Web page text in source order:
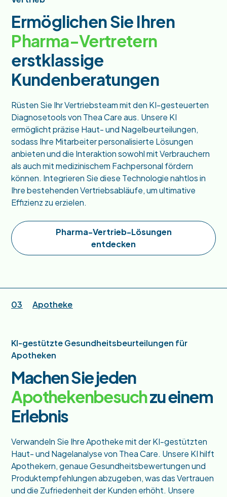
Ermöglichen Sie Ihren
Pharma-Vertretern
erstklassige
Kundenberatungen
Rüsten Sie Ihr Vertriebsteam mit den KI-gesteuerten
Diagnosetools von Thea Care aus. Unsere KI
ermöglicht präzise Haut- und Nagelbeurteilungen,
sodass Ihre Mitarbeiter personalisierte Lösungen
anbieten und die Interaktion sowohl mit Verbrauchern
als auch mit medizinischem Fachpersonal fördern
können. Integrieren Sie diese Technologie nahtlos in
Ihre bestehenden Vertriebsabläufe, um ultimative
Effizienz zu erzielen.
Pharma-Vertrieb-Lösungen
entdecken
03 Apotheke
KI-gestützte Gesundheitsbeurteilungen für
Apotheken
Machen Sie jeden
Apothekenbesuchzu einem
Erlebnis
Verwandeln Sie Ihre Apotheke mit der KI-gestützten
Haut- und Nagelanalyse von Thea Care. Unsere KI hilft
Apothekern, genaue Gesundheitsbewertungen und
Produktempfehlungen abzugeben, was das Vertrauen
und die Zufriedenheit der Kunden erhöht. Unsere